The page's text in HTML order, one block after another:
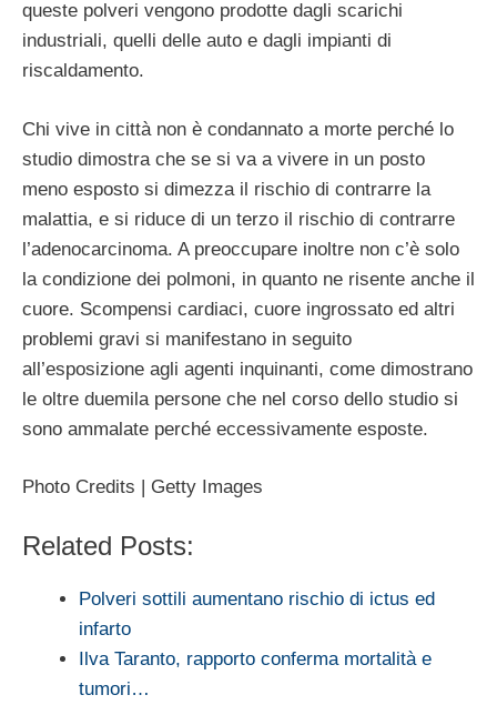
queste polveri vengono prodotte dagli scarichi
industriali, quelli delle auto e dagli impianti di
riscaldamento.
Chi vive in città non è condannato a morte perché lo
studio dimostra che se si va a vivere in un posto
meno esposto si dimezza il rischio di contrarre la
malattia, e si riduce di un terzo il rischio di contrarre
l’adenocarcinoma. A preoccupare inoltre non c’è solo
la condizione dei polmoni, in quanto ne risente anche il
cuore. Scompensi cardiaci, cuore ingrossato ed altri
problemi gravi si manifestano in seguito
all’esposizione agli agenti inquinanti, come dimostrano
le oltre duemila persone che nel corso dello studio si
sono ammalate perché eccessivamente esposte.
Photo Credits | Getty Images
Related Posts:
Polveri sottili aumentano rischio di ictus ed
infarto
Ilva Taranto, rapporto conferma mortalità e
tumori…